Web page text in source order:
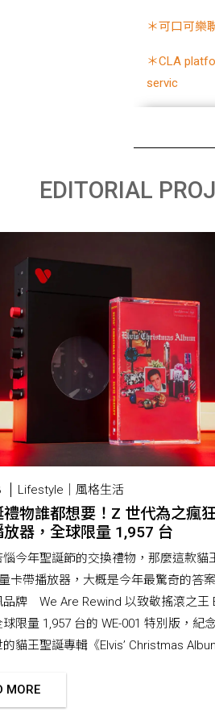
＊可口可樂
＊CLA
servic
EDITORIAL
Lifestyle｜風格生活
物誰都想要！Z 世代為之瘋
放器，全球限量 1,957 台
今年聖誕節的交換禮物，那麼這款貓
卡帶播放器，大概是今年最驚奇的答
品牌 We Are Rewind 以致敬搖滾之王
限量 1,957 台的 WE-001 特別版，紀
貓王聖誕專輯《Elvis’ Christmas
MORE